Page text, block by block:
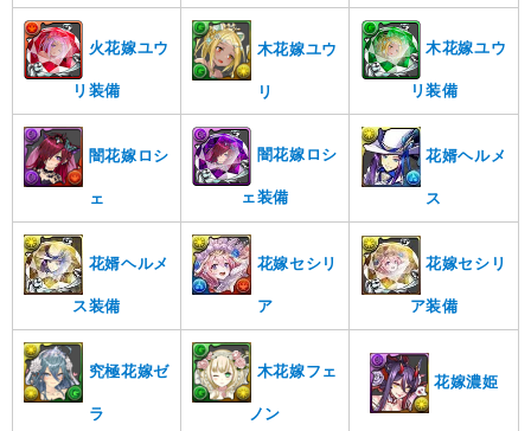
火花嫁ユウ
リ装備
木花嫁ユウ
リ
木花嫁ユウ
リ装備
闇花嫁ロシ
ェ
闇花嫁ロシ
ェ装備
花婿ヘルメ
ス
花婿ヘルメ
ス装備
花嫁セシリ
ア
花嫁セシリ
ア装備
究極花嫁ゼ
ラ
木花嫁フェ
ノン
花嫁濃姫